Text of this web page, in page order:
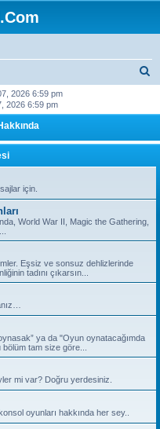
c
h
2026 6:59 pm
2026 6:59 pm
için.
World War II, Magic the Gathering,
Eşsiz ve sonsuz dehlizlerinde
tadını çıkarsın...
ya da "Oyun oynatacağımda
tam size göre...
mi var? Doğru yerdesiniz.
oyunları hakkında her sey..